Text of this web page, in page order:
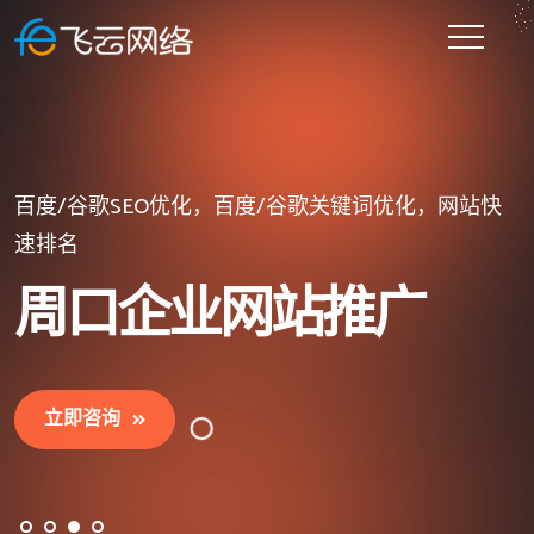
提供一站式企业网站建设的网站建设公司
周口企业网站建设
微信小程序开发、百度小程序、抖音/头条小程序开发
等
周口小程序开发
立即咨询
百度/谷歌SEO优化，百度/谷歌关键词优化，网站快
速排名
周口企业网站推广
立即咨询